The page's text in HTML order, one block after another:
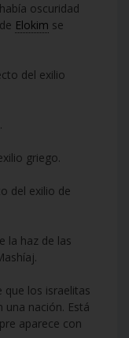
oscuridad
Elokim se
del exilio
griego.
del exilio de
la haz de las
que los israelitas
una nación. Está
aparece con